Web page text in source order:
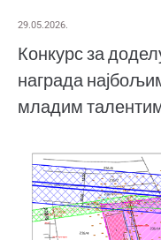
29.05.2026.
Конкурс за
награда
младим